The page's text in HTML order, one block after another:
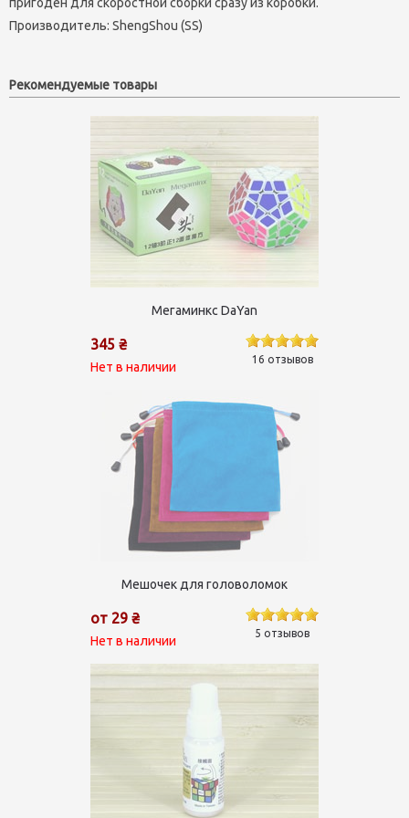
Производитель: ShengShou (SS)
Рекомендуемые товары
Мегаминкс DaYan
345 ₴
Нет в наличии
16 отзывов
Мешочек для головоломок
от 29 ₴
Нет в наличии
5 отзывов